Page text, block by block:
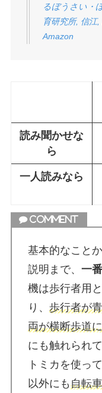
るぼうさい・
育研究所, 信
Amazon
読み聞かせな
ら
一人読みなら
基本的なこと
説明まで、 一
機は歩行者用
り、 歩行者が
両が横断歩道
にも触れられ
トミカを使っ
以外にも自転